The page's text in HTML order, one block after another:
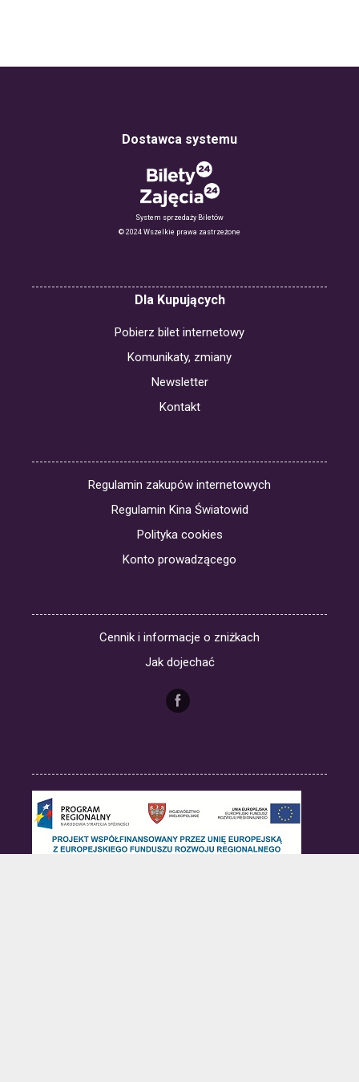
Dostawca systemu
System sprzedaży Biletów
© 2024 Wszelkie prawa zastrzeżone
Dla Kupujących
Pobierz bilet internetowy
Komunikaty, zmiany
Newsletter
Kontakt
Regulamin zakupów internetowych
Regulamin Kina Światowid
Polityka cookies
Konto prowadzącego
Cennik i informacje o zniżkach
Jak dojechać